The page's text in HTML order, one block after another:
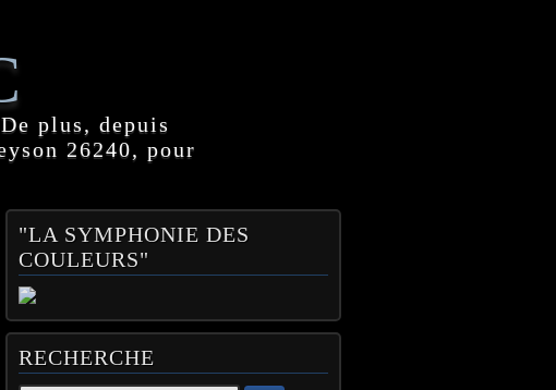
plus, depuis
26240, pour
"LA SYMPHONIE DES
COULEURS"
RECHERCHE